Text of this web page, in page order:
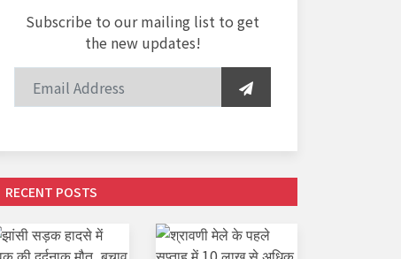
Subscribe to our mailing list to get
the new updates!
RECENT POSTS